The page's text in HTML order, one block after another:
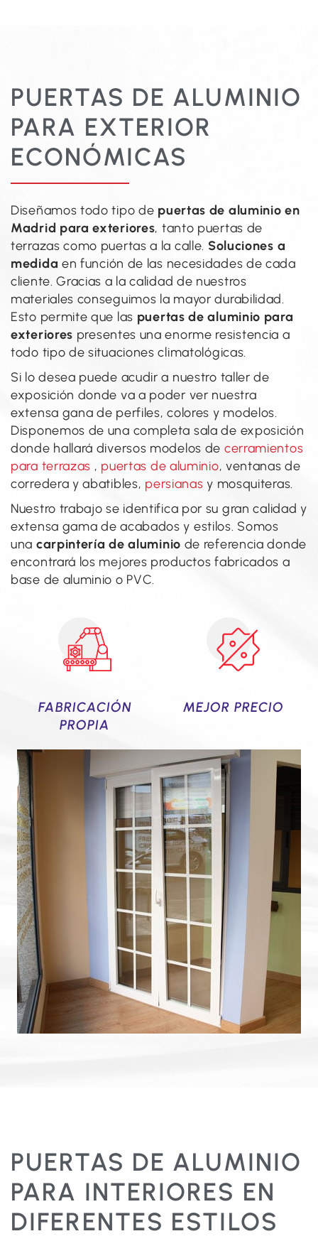
PUERTAS DE ALUMINIO
PARA EXTERIOR
ECONÓMICAS
Diseñamos todo tipo de puertas de aluminio en
Madrid para exteriores, tanto puertas de
terrazas como puertas a la calle. Soluciones a
medida en función de las necesidades de cada
cliente. Gracias a la calidad de nuestros
materiales conseguimos la mayor durabilidad.
Esto permite que las puertas de aluminio para
exteriores presentes una enorme resistencia a
todo tipo de situaciones climatológicas.
Si lo desea puede acudir a nuestro taller de
exposición donde va a poder ver nuestra
extensa gana de perfiles, colores y modelos.
Disponemos de una completa sala de exposición
donde hallará diversos modelos de cerramientos
para terrazas , puertas de aluminio, ventanas de
corredera y abatibles, persianas y mosquiteras.
Nuestro trabajo se identifica por su gran calidad y
extensa gama de acabados y estilos. Somos
una carpintería de aluminio de referencia donde
encontrará los mejores productos fabricados a
base de aluminio o PVC.
FABRICACIÓN
PROPIA
MEJOR PRECIO
PUERTAS DE ALUMINIO
PARA INTERIORES EN
DIFERENTES ESTILOS